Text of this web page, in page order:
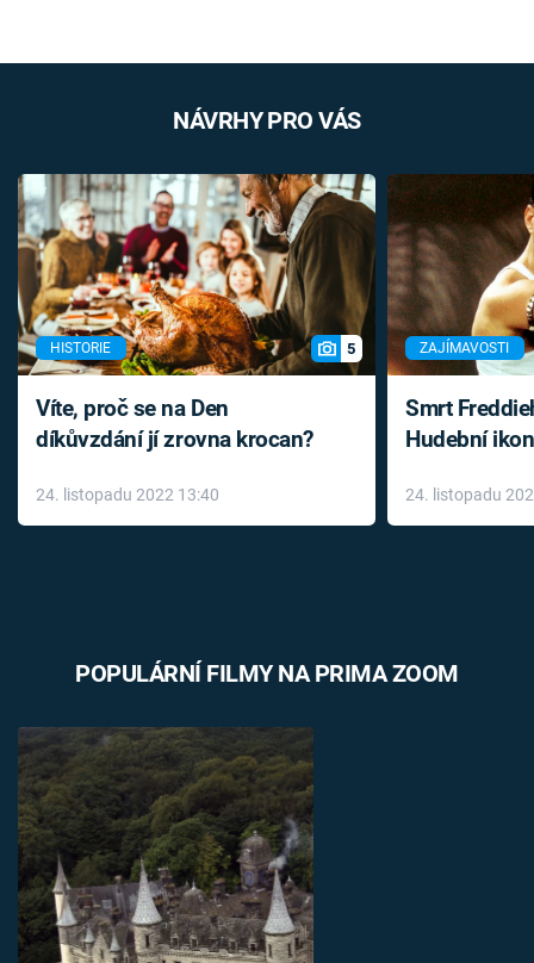
NÁVRHY PRO VÁS
HISTORIE 5
Víte, proč se na Den
díkůvzdání jí zrovna krocan?
24. listopadu 2022 13:40
ZAJÍMAVOSTI
Smrt
Hudební
léky
24. listopadu
POPULÁRNÍ FILMY NA PRIMA ZOOM